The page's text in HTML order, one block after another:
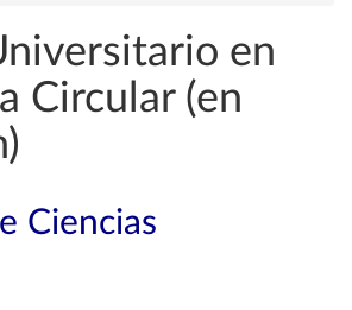
en
Circular (en
Ciencias